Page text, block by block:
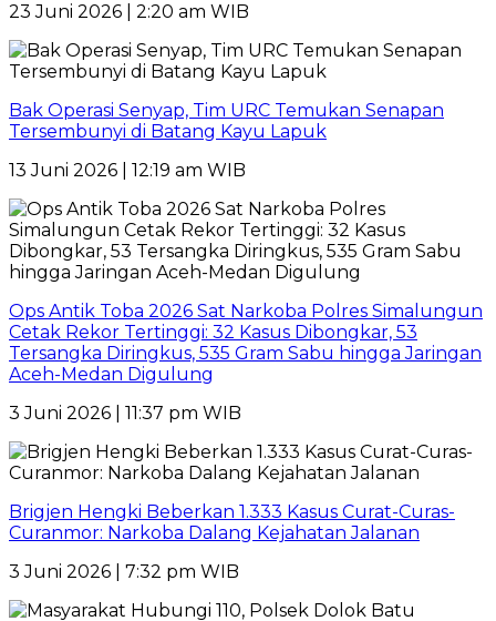
23 Juni 2026 | 2:20 am WIB
Bak Operasi Senyap, Tim URC Temukan Senapan
Tersembunyi di Batang Kayu Lapuk
13 Juni 2026 | 12:19 am WIB
Ops Antik Toba 2026 Sat Narkoba Polres Simalungun
Cetak Rekor Tertinggi: 32 Kasus Dibongkar, 53
Tersangka Diringkus, 535 Gram Sabu hingga Jaringan
Aceh-Medan Digulung
3 Juni 2026 | 11:37 pm WIB
Brigjen Hengki Beberkan 1.333 Kasus Curat-Curas-
Curanmor: Narkoba Dalang Kejahatan Jalanan
3 Juni 2026 | 7:32 pm WIB